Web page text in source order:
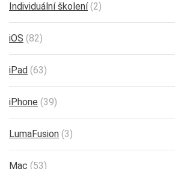
Individuální školení(2)
iOS (82)
iPad (63)
iPhone (39)
LumaFusion (3)
Mac (53)